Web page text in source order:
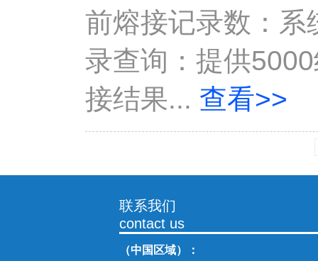
前熔接记录数：系
录查询：提供
接结果... 查看>>
联系我们
contact us
（中国区域）：